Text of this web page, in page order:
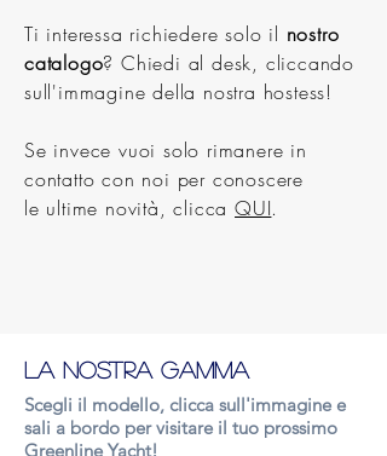
Ti interessa richiedere solo il nostro
catalogo? Chiedi al desk, cliccando
sull'immagine della nostra hostess!
Se invece vuoisolo rimanere in
contatto con noi per conoscere
le ultime novità, cliccaQUI.
LA NOSTRA GAMMA
Scegli il modello, clicca sull'immagine e
sali a bordo per visitare il tuo prossimo
Greenline Yacht!